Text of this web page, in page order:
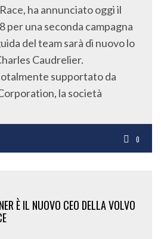
ha annunciato oggi il
per una seconda campagna
del team sarà di nuovo lo
Caudrelier.
supportato da
la società
0
È IL NUOVO CEO DELLA VOLVO